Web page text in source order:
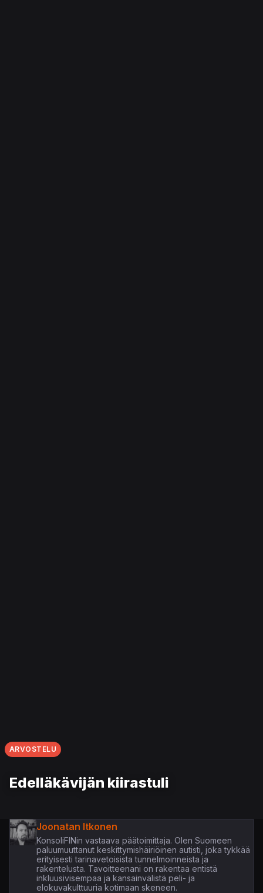
ARVOSTELU
Edelläkävijän kiirastuli
Joonatan Itkonen
KonsoliFINin vastaava päätoimittaja. Olen Suomeen
paluumuuttanut keskittymishäiriöinen autisti, joka tykkää
erityisesti tarinavetoisista tunnelmoinneista ja
rakentelusta. Tavoitteenani on rakentaa entistä
inkluusivisempaa ja kansainvälistä peli- ja
elokuvakulttuuria kotimaan skeneen.